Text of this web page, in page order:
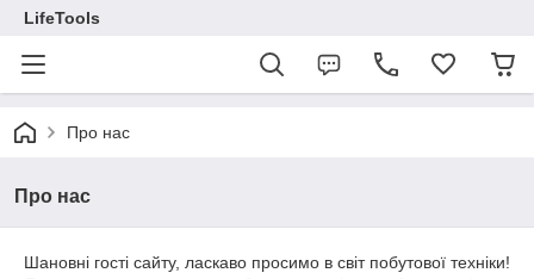
LifeTools
Про нас
Про нас
Шановні гості сайту, ласкаво просимо в світ побутової техніки!